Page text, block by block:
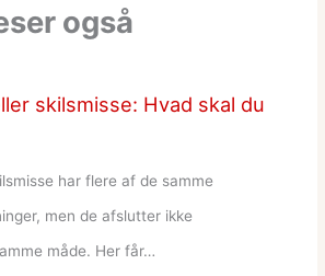
også
skilsmisse: Hvad skal du
har flere af de samme
men de afslutter ikke
måde. Her får…